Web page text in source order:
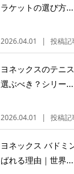
ラケットの選び方...
2026.04.01 投稿記
ヨネックスのテニ
選ぶべき？シリー...
2026.04.01 投稿記
ヨネックス バドミ
ばれる理由｜世界...